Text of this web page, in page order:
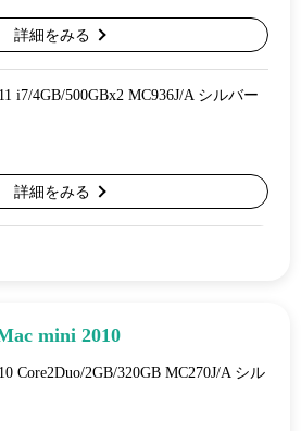
詳細をみる
i7/4GB/500GBx2 MC936J/A シルバー
詳細をみる
mini 2010
Core2Duo/2GB/320GB MC270J/A シル